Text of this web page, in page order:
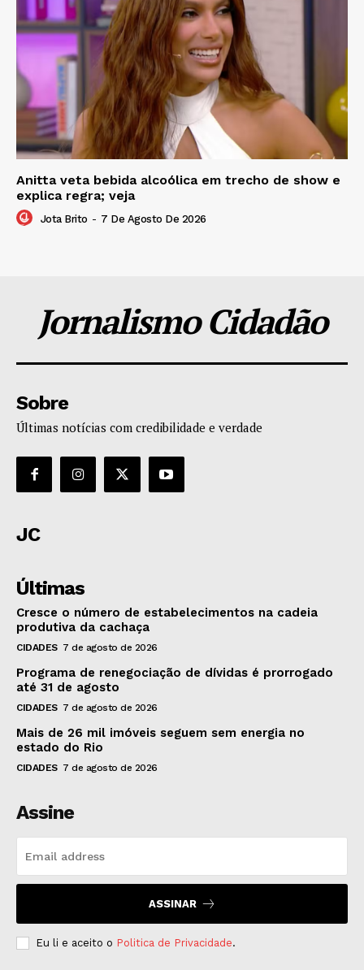
Anitta veta bebida alcoólica em trecho de show e
explica regra; veja
Jota Brito - 7 De Agosto De 2026
Jornalismo Cidadão
Sobre
Últimas notícias com credibilidade e verdade
JC
Últimas
Cresce o número de estabelecimentos na cadeia
produtiva da cachaça
CIDADES 7 de agosto de 2026
Programa de renegociação de dívidas é prorrogado
até 31 de agosto
CIDADES 7 de agosto de 2026
Mais de 26 mil imóveis seguem sem energia no
estado do Rio
CIDADES 7 de agosto de 2026
Assine
ASSINAR
Eu li e aceito o Politica de Privacidade.